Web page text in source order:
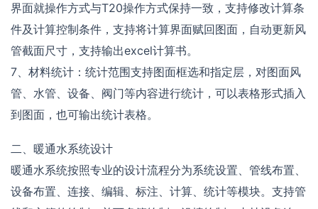
界面就操作方式与T20操作方式保持一致，支持修改计算条
件及计算控制条件，支持将计算界面赋回图面，自动更新风
管截面尺寸，支持输出excel计算书。
7、材料统计：统计范围支持图面框选和指定层，对图面风
管、水管、设备、阀门等内容进行统计，可以表格形式插入
到图面，也可输出统计表格。
二、暖通水系统设计
暖通水系统按照专业的设计流程分为系统设置、管线布置、
设备布置、连接、编辑、标注、计算、统计等模块。支持管